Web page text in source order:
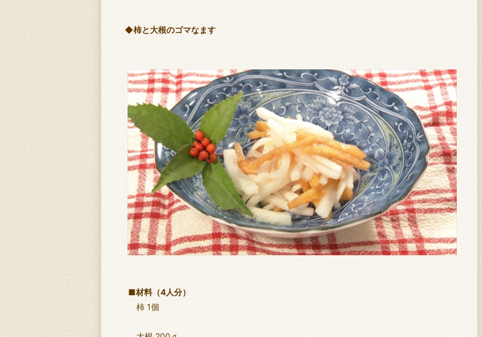
◆柿と大根のゴマなます
■材料（4人分）
柿 1個